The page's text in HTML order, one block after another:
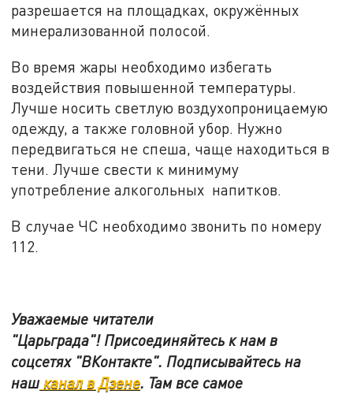
разрешается на площадках, окружённых
минерализованной полосой.
Во время жары необходимо избегать
воздействия повышенной температуры.
Лучше носить светлую воздухопроницаемую
одежду, а также головной убор. Нужно
передвигаться не спеша, чаще находиться в
тени. Лучше свести к минимуму
употребление алкогольных напитков.
В случае ЧС необходимо звонить по номеру
112.
Уважаемые читатели
"Царьграда"! Присоединяйтесь к нам в
соцсетях "ВКонтакте". Подписывайтесь на
нашканал в Дзене. Там все самое